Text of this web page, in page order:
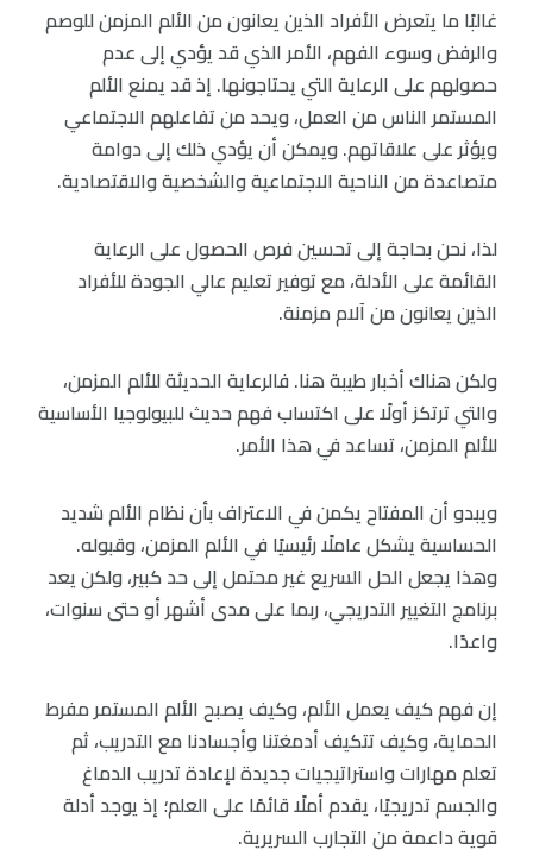
غالبًا ما يتعرض الأفراد الذين يعانون من الألم المزمن للوصم
والرفض وسوء الفهم، الأمر الذي قد يؤدي إلى عدم
حصولهم على الرعاية التي يحتاجونها. إذ قد يمنع الألم
المستمر الناس من العمل، ويحد من تفاعلهم الاجتماعي
ويؤثر على علاقاتهم. ويمكن أن يؤدي ذلك إلى دوامة
متصاعدة من الناحية الاجتماعية والشخصية والاقتصادية.
لذا، نحن بحاجة إلى تحسين فرص الحصول على الرعاية
القائمة على الأدلة، مع توفير تعليم عالي الجودة للأفراد
الذين يعانون من آلام مزمنة.
ولكن هناك أخبار طيبة هنا. فالرعاية الحديثة للألم المزمن،
والتي ترتكز أولًا على اكتساب فهم حديث للبيولوجيا الأساسية
للألم المزمن، تساعد في هذا الأمر.
ويبدو أن المفتاح يكمن في الاعتراف بأن نظام الألم شديد
الحساسية يشكل عاملًا رئيسيًا في الألم المزمن، وقبوله.
وهذا يجعل الحل السريع غير محتمل إلى حد كبير، ولكن يعد
برنامج التغيير التدريجي، ربما على مدى أشهر أو حتى سنوات،
واعدًا.
إن فهم كيف يعمل الألم، وكيف يصبح الألم المستمر مفرط
الحماية، وكيف تتكيف أدمغتنا وأجسادنا مع التدريب، ثم
تعلم مهارات واستراتيجيات جديدة لإعادة تدريب الدماغ
والجسم تدريجيًا، يقدم أملًا قائمًا على العلم؛ إذ يوجد أدلة
قوية داعمة من التجارب السريرية.